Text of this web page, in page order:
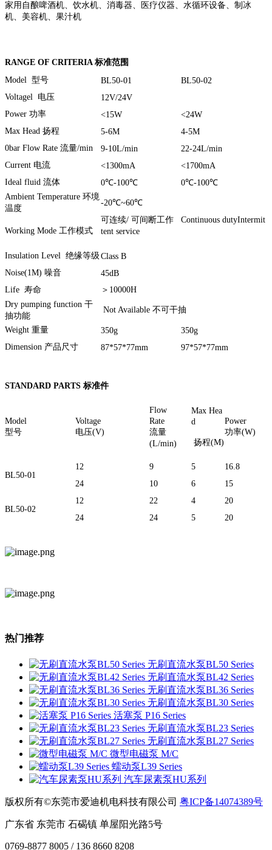
家用自酿啤酒机、饮水机、消毒器、医疗仪器、水循环设备、制冰
机、美容机、果汁机
RANGE OF CRITERIA 标准范围
Model 型号
BL50-01
BL50-02
Voltagel 电压
12V/24V
Power 功率
<15W
<24W
Max Head 扬程
5-6M
4-5M
0bar Flow Rate 流量/min
9-10L/min
22-24L/min
Current 电流
<1300mA
<1700mA
Ideal fluid 流体
0℃-100℃
0℃-100℃
Ambient Temperature 环境
温度
-20℃~60℃
Working Mode 工作模式
可连续/ 可间断工作 Continuous dutyIntermit
tent service
Insulation Level 绝缘等级 Class B
Noise(1M) 噪音
45dB
Life 寿命
＞10000H
Dry pumping function 干
抽功能
Not Available 不可干抽
Weight 重量 350g
350g
Dimension 产品尺寸
87*57*77mm 97*57*77mm
STANDARD PARTS 标准件
Model
型号
Voltage
电压(V)
Flow
Rate
流量
(L/min)
Max Hea
d
扬程(M)
功率(W)
BL50-01
12 9 5
16.8
24
10 6 15
BL50-02
12 22 4
20
24
24 5 20
热门推荐
无刷直流水泵BL50 Series
无刷直流水泵BL42 Series
无刷直流水泵BL36 Series
无刷直流水泵BL30 Series
活塞泵 P16 Series
无刷直流水泵BL23 Series
无刷直流水泵BL27 Series
微型电磁泵 M/C
蠕动泵L39 Series
汽车尿素泵HU系列
版权所有©东莞市爱迪机电科技有限公司 粤ICP备14074389号
广东省 东莞市 石碣镇 单屋阳光路5号
0769-8877 8005 / 136 8660 8208